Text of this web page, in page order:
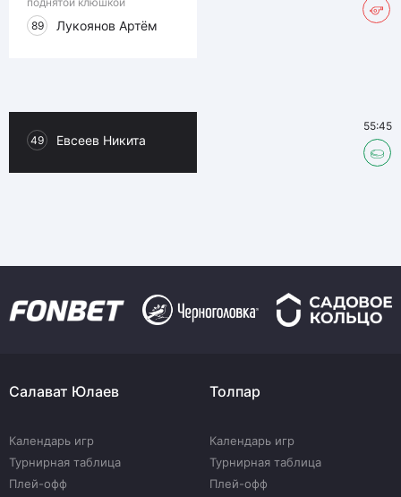
89
Лукоянов Артём
49 Евсеев Никита
55:45
Салават Юлаев
Календарь игр
Турнирная таблица
Плей-офф
Толпар
Календарь игр
Турнирная таблица
Плей-офф